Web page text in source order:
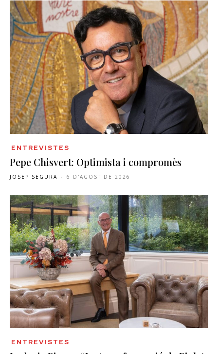
ENTREVISTES
Pepe Chisvert: Optimista i compromès
JOSEP SEGURA - 6 D'AGOST DE 2026
ENTREVISTES